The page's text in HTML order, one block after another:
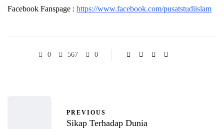
Facebook Fanspage : https://www.facebook.com/pusatstudiislam
0 567 0
PREVIOUS
Sikap Terhadap Dunia